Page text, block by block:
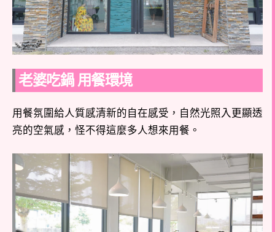
老婆吃鍋 用餐環境
用餐氛圍給人質感清新的自在感受，自然光照入更顯透
亮的空氣感，怪不得這麼多人想來用餐。